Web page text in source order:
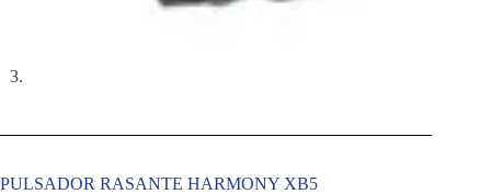
PULSADOR RASANTE HARMONY XB5